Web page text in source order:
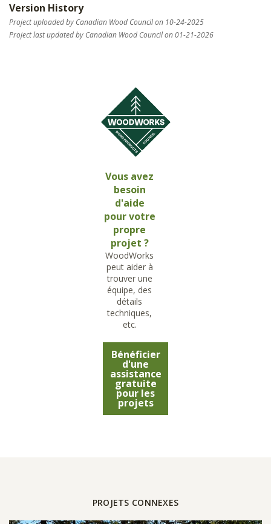
Version History
Project uploaded by Canadian Wood Council on 10-24-2025
Project last updated by Canadian Wood Council on 01-21-2026
Vous avez
besoin
d'aide
pour votre
propre
projet ?
WoodWorks
peut aider à
trouver une
équipe, des
détails
techniques,
etc.
Bénéficier
d'une
assistance
gratuite
pour les
projets
PROJETS CONNEXES